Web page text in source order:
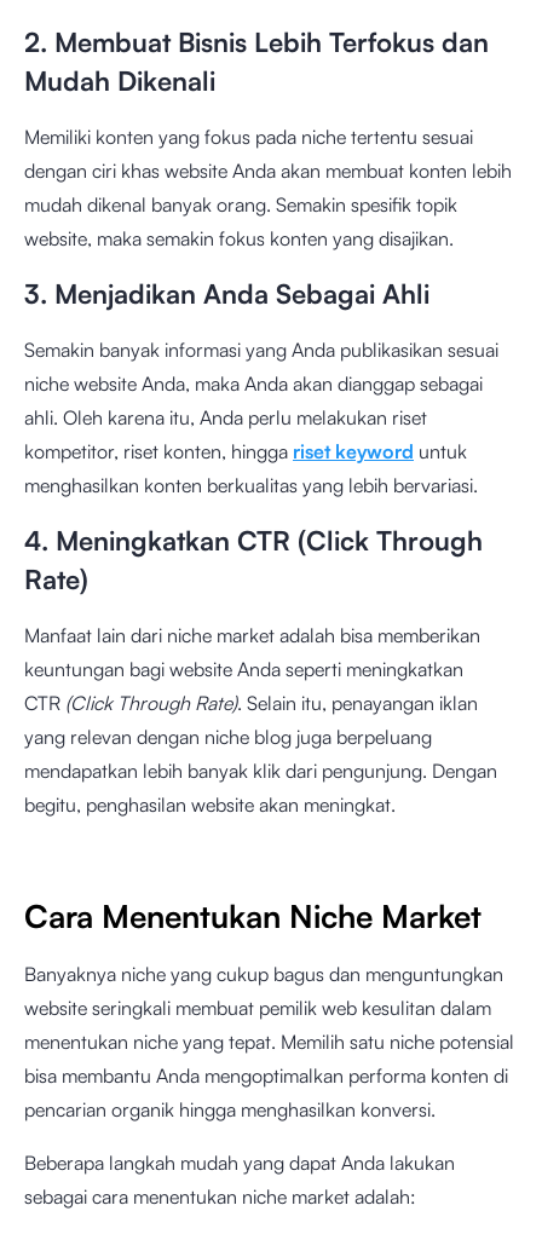
2. Membuat Bisnis Lebih Terfokus dan
Mudah Dikenali
Memiliki konten yang fokus pada niche tertentu sesuai
dengan ciri khas website Anda akan membuat konten lebih
mudah dikenal banyak orang. Semakin spesifik topik
website, maka semakin fokus konten yang disajikan.
3. Menjadikan Anda Sebagai Ahli
Semakin banyak informasi yang Anda publikasikan sesuai
niche website Anda, maka Anda akan dianggap sebagai
ahli. Oleh karena itu, Anda perlu melakukan riset
kompetitor, riset konten, hingga riset keyword untuk
menghasilkan konten berkualitas yang lebih bervariasi.
4. Meningkatkan CTR (Click Through
Rate)
Manfaat lain dari niche market adalah bisa memberikan
keuntungan bagi website Anda seperti meningkatkan
CTR (Click Through Rate). Selain itu, penayangan iklan
yang relevan dengan niche blog juga berpeluang
mendapatkan lebih banyak klik dari pengunjung. Dengan
begitu, penghasilan website akan meningkat.
Cara Menentukan Niche Market
Banyaknya niche yang cukup bagus dan menguntungkan
website seringkali membuat pemilik web kesulitan dalam
menentukan niche yang tepat. Memilih satu niche potensial
bisa membantu Anda mengoptimalkan performa konten di
pencarian organik hingga menghasilkan konversi.
Beberapa langkah mudah yang dapat Anda lakukan
sebagai cara menentukan niche market adalah: